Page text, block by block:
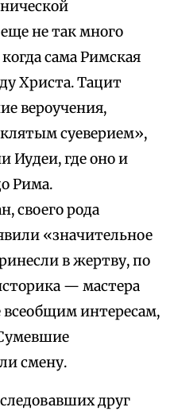
не так много
сама Римская
Христа. Тацит
вероучения,
суеверием»,
Иудеи, где оно и
Рима.
своего рода
«значительное
в жертву, по
— мастера
всеобщим интересам,
смену.
друг